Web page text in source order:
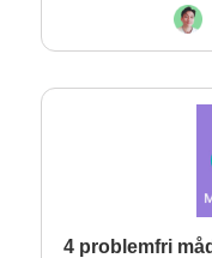
4 problemfri